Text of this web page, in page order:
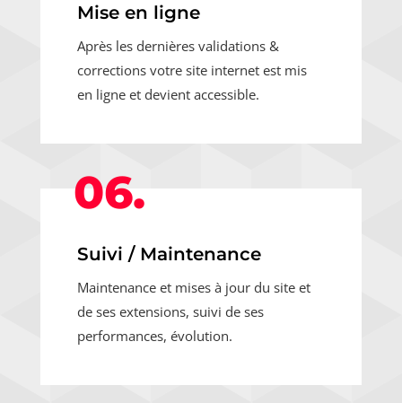
Mise en ligne
Après les dernières validations &
corrections votre site internet est mis
en ligne et devient accessible.
06.
Suivi / Maintenance
Maintenance et mises à jour du site et
de ses extensions, suivi de ses
performances, évolution.